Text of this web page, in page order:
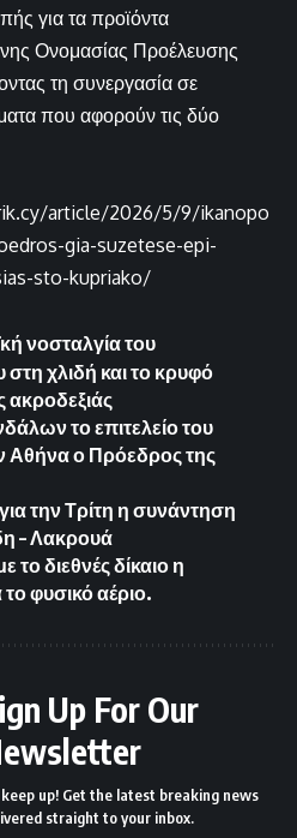
για τα προϊόντα
Ονομασίας Προέλευσης
τη συνεργασία σε
που αφορούν τις δύο
article/2026/5/9/ikanopo
gia-suzetese-epi-
sto-kupriako/
νοσταλγία του
χλιδή και το κρυφό
το επιτελείο του
Αθήνα ο Πρόεδρος της
την Τρίτη η συνάντηση
– Λακρουά
διεθνές δίκαιο η
φυσικό αέριο.
Up For Our
keep up! Get the latest breaking news
straight to your inbox.